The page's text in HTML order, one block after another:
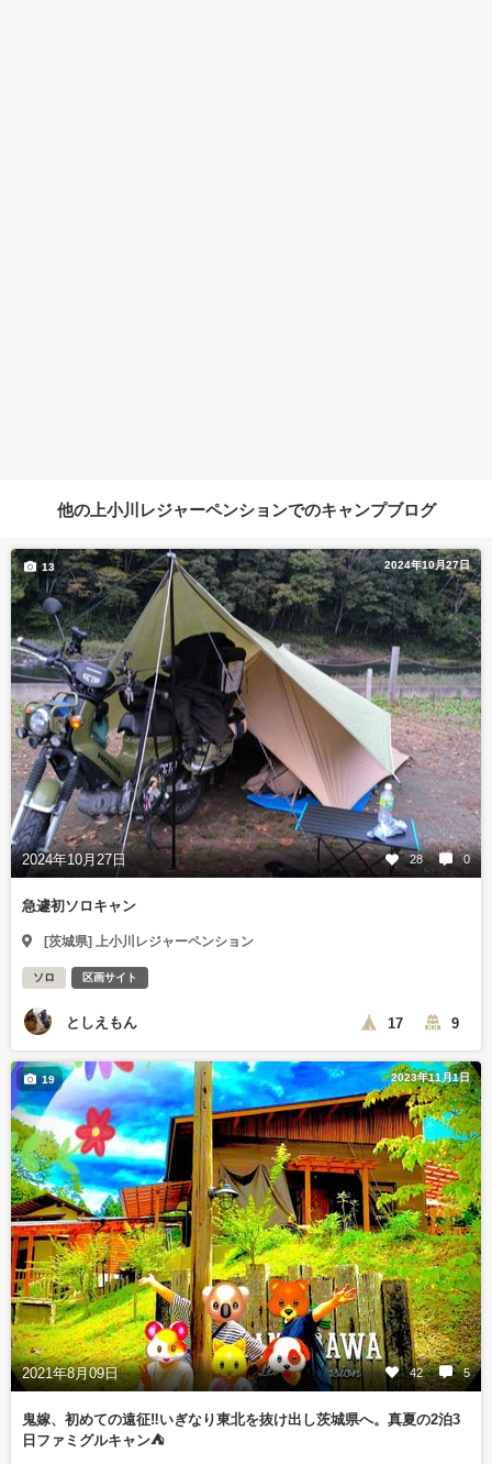
他の上小川レジャーペンションでのキャンプブログ
2024年10月27日
2024年10月27日 28 0
13
急遽初ソロキャン
[茨城県] 上小川レジャーペンション
ソロ 区画サイト
としえもん 17 9
2023年11月1日
2021年8月09日 42 5
19
鬼嫁、初めての遠征‼️いぎなり東北を抜け出し茨城県へ。真夏の2泊3
日ファミグルキャン⛺️